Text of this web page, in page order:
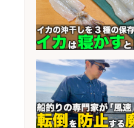
魚のプロとして活
魚加工・販売スタ
会社名 株式会社一
魚の「バイヤー」